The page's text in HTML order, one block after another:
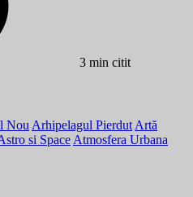
3 min citit
NouArhipelagul PierdutArtă
si SpaceAtmosfera Urbana